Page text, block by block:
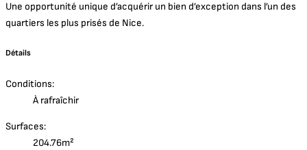
Une opportunité unique d’acquérir un bien d’exception dans l’un des
quartiers les plus prisés de Nice.
Détails
Conditions:
À rafraîchir
Surfaces:
204.76m²